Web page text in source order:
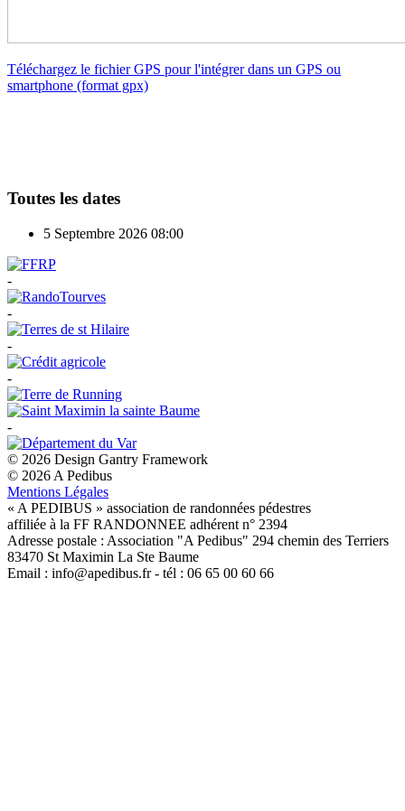
Téléchargez le fichier GPS pour l'intégrer dans un GPS ou
smartphone (format gpx)
Toutes les dates
5 Septembre 2026 08:00
-
-
-
-
-
© 2026 Design Gantry Framework
© 2026 A Pedibus
Mentions Légales
« A PEDIBUS » association de randonnées pédestres
affiliée à la FF RANDONNEE adhérent n° 2394
Adresse postale : Association "A Pedibus" 294 chemin des Terriers
83470 St Maximin La Ste Baume
Email : info@apedibus.fr - tél : 06 65 00 60 66